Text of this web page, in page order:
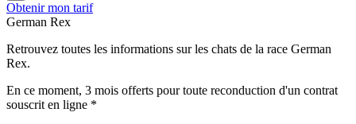
Obtenir mon tarif
German Rex
Retrouvez toutes les informations sur les chats de la race German
Rex.
En ce moment, 3 mois offerts pour toute reconduction d'un contrat
souscrit en ligne *